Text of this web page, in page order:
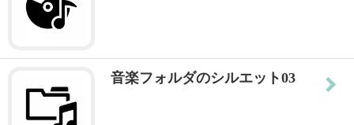
音楽フォルダのシルエット03